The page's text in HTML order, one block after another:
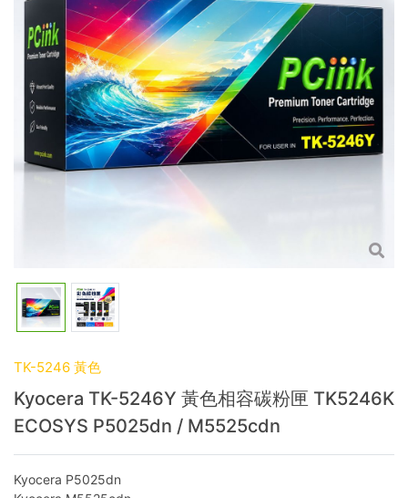
TK-5246 黃色
Kyocera TK-5246Y 黃色相容碳粉匣 TK5246K
ECOSYS P5025dn / M5525cdn
Kyocera P5025dn